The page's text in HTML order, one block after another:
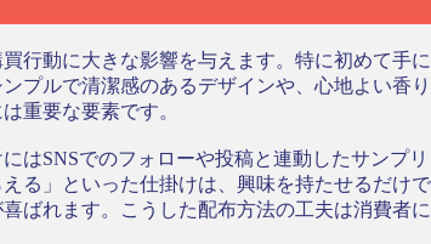
行動に大きな影響を与えます。特に初めて手
プルで清潔感のあるデザインや、心地よい香
重要な要素です。
はSNSでのフォローや投稿と連動したサンプ
る」といった仕掛けは、興味を持たせるだけ
ばれます。こうした配布方法の工夫は消費者